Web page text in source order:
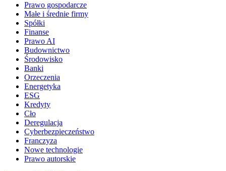
Prawo gospodarcze
Małe i średnie firmy
Spółki
Finanse
Prawo AI
Budownictwo
Środowisko
Banki
Orzeczenia
Energetyka
ESG
Kredyty
Cło
Deregulacja
Cyberbezpieczeństwo
Franczyza
Nowe technologie
Prawo autorskie